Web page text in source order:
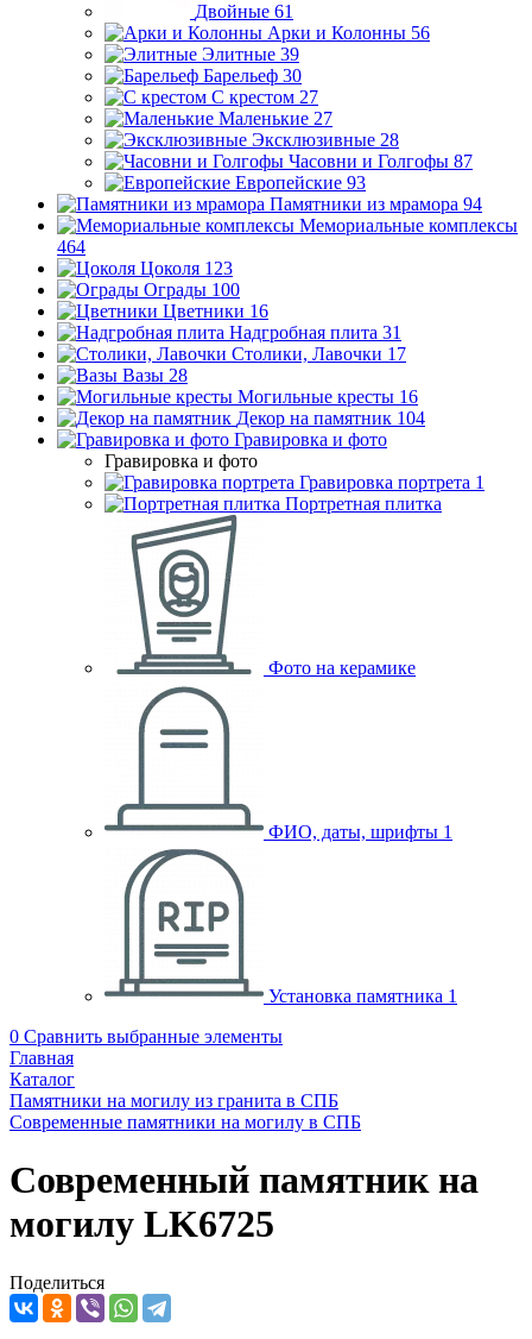
Двойные 61
Арки и Колонны 56
Элитные 39
Барельеф 30
С крестом 27
Маленькие 27
Эксклюзивные 28
Часовни и Голгофы 87
Европейские 93
Памятники из мрамора 94
Мемориальные комплексы
464
Цоколя 123
Ограды 100
Цветники 16
Надгробная плита 31
Столики, Лавочки 17
Вазы 28
Могильные кресты 16
Декор на памятник 104
Гравировка и фото
Гравировка и фото
Гравировка портрета 1
Портретная плитка
Фото на керамике
ФИО, даты, шрифты 1
Установка памятника 1
0 Сравнить выбранные элементы
Главная
Каталог
Памятники на могилу из гранита в СПБ
Современные памятники на могилу в СПБ
Современный памятник на
могилу LK6725
Поделиться